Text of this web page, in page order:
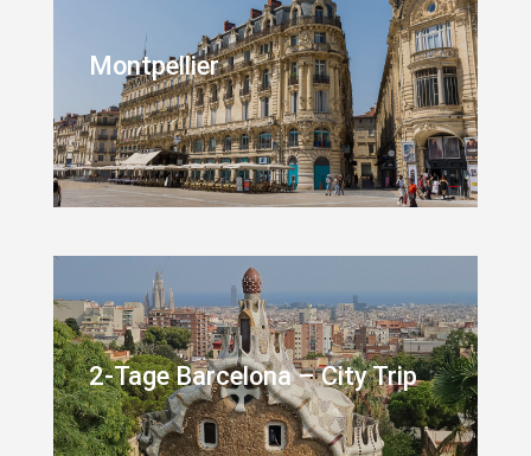
Montpellier
2-Tage Barcelona – City Trip